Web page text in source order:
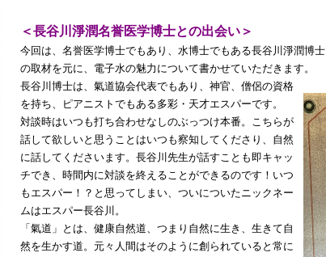
＜長谷川淨潤名誉医学博士との出会い＞
今回は、名誉医学博士でもあり、水博士でもある長谷川淨潤博士
の取材を元に、電子水の魅力について書かせていただきます。
長谷川博士は、氣道協会代表でもあり、神官、僧侶の資格
を持ち、ピアニストでもある多彩・天才エスパーです。
対談時はいつも打ち合わせなしのぶっつけ本番。こちらが
話して欲しいと思うことはいつも察知してくださり、自然
に話してくださいます。長谷川先生が話すことも即キャッ
チでき、時間内に対談を終えることができるのです！いつ
もエスパー！？と思ってしまい、ついについたニックネー
ムはエスパー長谷川。
「氣道」とは、健康自然道、つまり自然に生き、生きて自
然を生かす道。元々人間はそのように創られていると常に